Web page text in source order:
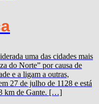
uma das cidades mais
do Norte” por causa de
e a ligam a outras,
27 de julho de 1128 e está
km de Gante. […]